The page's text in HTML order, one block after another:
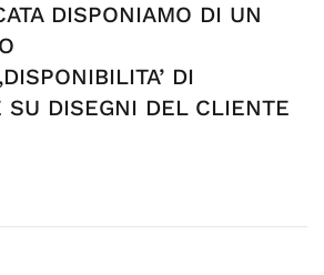
DISPONIAMO DI UN
DI
SU DISEGNI DEL CLIENTE